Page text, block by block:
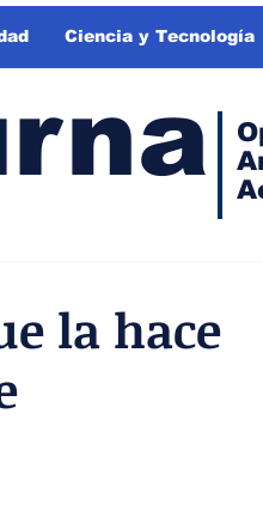
Ciencia y Tecnología
la hace